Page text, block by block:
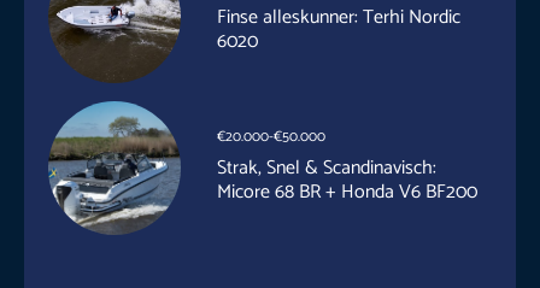
Finse alleskunner: Terhi Nordic
6020
€20.000-€50.000
Strak, Snel & Scandinavisch:
Micore 68 BR + Honda V6 BF200